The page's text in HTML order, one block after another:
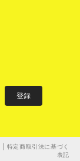
登録
特定商取引法に基づく
表記